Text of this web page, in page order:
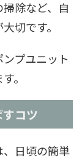
除など、自
切です。
プユニット
。
コツ
、日頃の簡単